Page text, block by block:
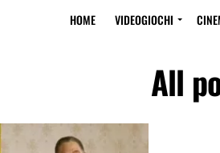
HOME VIDEOGIOCHI
All